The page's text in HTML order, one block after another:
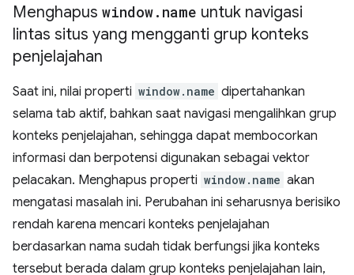
Menghapus window. name untuk navigasi
lintas situs yang mengganti grup konteks
penjelajahan
Saat ini, nilai properti window.name dipertahankan
selama tab aktif, bahkan saat navigasi mengalihkan grup
konteks penjelajahan, sehingga dapat membocorkan
informasi dan berpotensi digunakan sebagai vektor
pelacakan. Menghapus properti window.name akan
mengatasi masalah ini. Perubahan ini seharusnya berisiko
rendah karena mencari konteks penjelajahan
berdasarkan nama sudah tidak berfungsi jika konteks
tersebut berada dalam grup konteks penjelajahan lain,